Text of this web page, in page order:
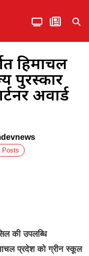
हिमाचल
पुरस्कार
अवार्ड
Posts
की उपलब्धि
प्रदेश को ग्रीन स्कूल